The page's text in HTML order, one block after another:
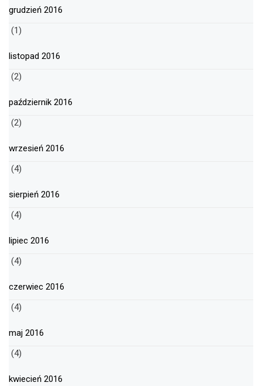
grudzień 2016
(1)
listopad 2016
(2)
październik 2016
(2)
wrzesień 2016
(4)
sierpień 2016
(4)
lipiec 2016
(4)
czerwiec 2016
(4)
maj 2016
(4)
kwiecień 2016